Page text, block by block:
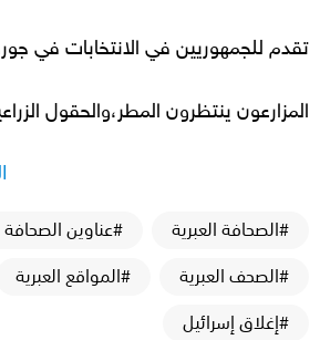
تقدم للجمهوريين في الانتخابات في
المزارعون ينتظرون المطر،والحقول
#الصحافة العبرية
#عناوين الصحافة
#الصحف العبرية
#المواقع العبرية
#إغلاق إسرائيل